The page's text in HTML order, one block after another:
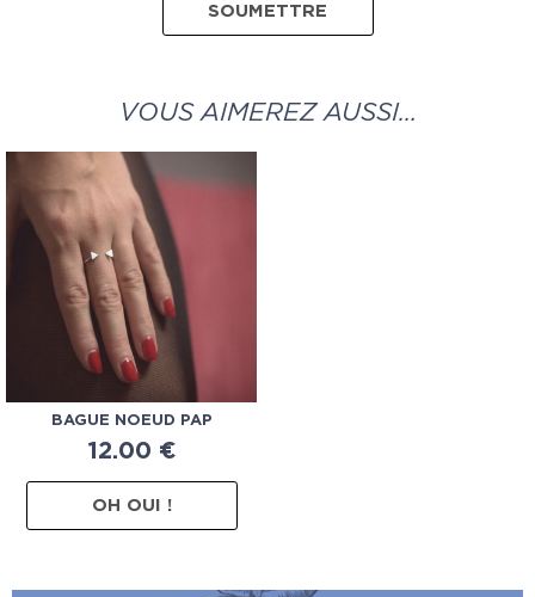
VOUS AIMEREZ AUSSI…
BAGUE NOEUD PAP
12.00 €
OH OUI !